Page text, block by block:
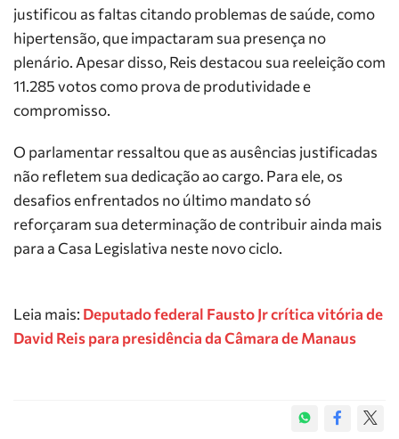
justificou as faltas citando problemas de saúde, como
hipertensão, que impactaram sua presença no
plenário. Apesar disso, Reis destacou sua reeleição com
11.285 votos como prova de produtividade e
compromisso.
O parlamentar ressaltou que as ausências justificadas
não refletem sua dedicação ao cargo. Para ele, os
desafios enfrentados no último mandato só
reforçaram sua determinação de contribuir ainda mais
para a Casa Legislativa neste novo ciclo.
Leia mais: Deputado federal Fausto Jr crítica vitória de
David Reis para presidência da Câmara de Manaus